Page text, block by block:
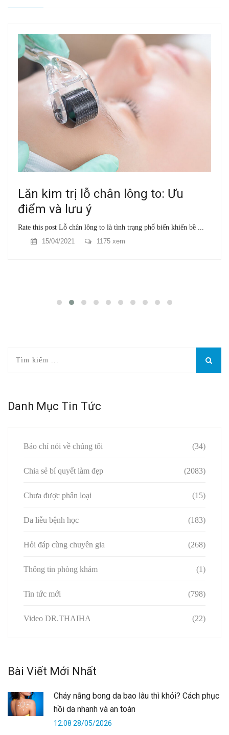
Lăn kim trị lỗ chân lông to: Ưu
điểm và lưu ý
Rate this post Lỗ chân lông to là tình trạng phổ biến khiến bề ...
15/04/2021
1175 xem
Danh Mục Tin Tức
Báo chí nói về chúng tôi (34)
Chia sẻ bí quyết làm đẹp (2083)
Chưa được phân loại (15)
Da liễu bệnh học (183)
Hỏi đáp cùng chuyên gia (268)
Thông tin phòng khám (1)
Tin tức mới (798)
Video DR.THAIHA (22)
Bài Viết Mới Nhất
Cháy nắng bong da bao lâu thì khỏi? Cách phục
hồi da nhanh và an toàn
12:08 28/05/2026